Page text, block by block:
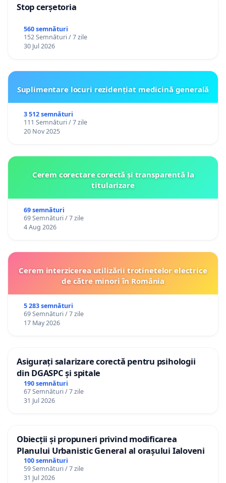
Stop cerșetoria
560 semnături
152 Semnături / 7 zile
30 Jul 2026
Suplimentare locuri rezidențiat medicină generală
3 512 semnături
111 Semnături / 7 zile
20 Nov 2025
Cerem corectare corectă și transparentă la
titularizare
69 semnături
69 Semnături / 7 zile
4 Aug 2026
Cerem interzicerea utilizării trotinetelor electrice
de către minori în România
5 283 semnături
69 Semnături / 7 zile
17 May 2026
Asigurați salarizare corectă pentru psihologii
din DGASPC și spitale
190 semnături
67 Semnături / 7 zile
31 Jul 2026
Obiecții și propuneri privind modificarea
Planului Urbanistic General al orașului Ialoveni
100 semnături
59 Semnături / 7 zile
31 Jul 2026